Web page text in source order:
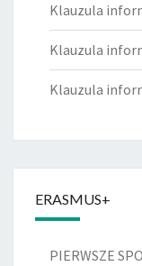
Klauzula
Klauzula
Klauzula
ERASMUS+
PIERWSZE